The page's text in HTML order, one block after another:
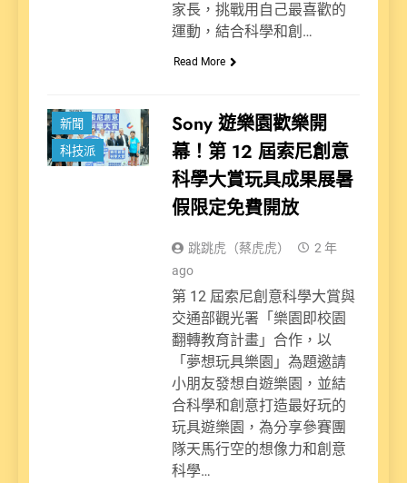
家長，挑戰用自己最喜歡的
運動，結合科學和創…
Read More
新聞
科技派
Sony 遊樂園歡樂開
幕！第 12 屆索尼創意
科學大賞玩具成果展暑
假限定免費開放
跳跳虎（蔡虎虎）
2 年
ago
第 12 屆索尼創意科學大賞與
交通部觀光署「樂園即校園
翻轉教育計畫」合作，以
「夢想玩具樂園」為題邀請
小朋友發想自遊樂園，並結
合科學和創意打造最好玩的
玩具遊樂園，為分享參賽團
隊天馬行空的想像力和創意
科學…